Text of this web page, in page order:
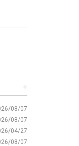
+
08/07
08/07
04/27
08/07